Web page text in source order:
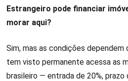
Estrangeiro pode financiar
morar aqui?
Sim, mas as condições
tem visto permanente acessa as
brasileiro — entrada de 20%, prazo